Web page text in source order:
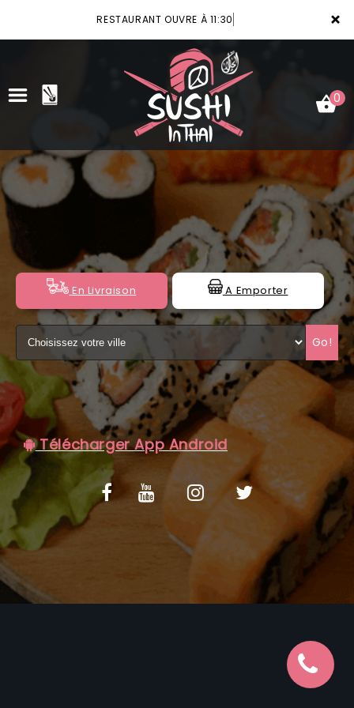
×
RESTAURANT OUVRE À 11:30
ACCUEIL
VOTRE COMPTE
NOTRE RESTAURANT
VOS AVIS
MENTIONS LÉGALES
C.G.V
0
En Livraison A Emporter
Go!
Télécharger App Android